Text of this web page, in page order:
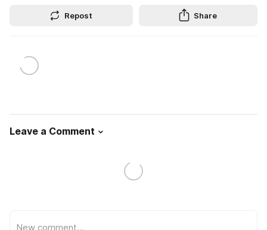
Repost Share
Leave a Comment